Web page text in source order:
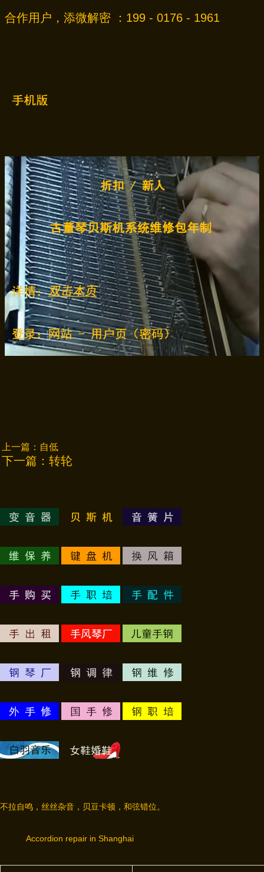
合作用户，添微解密 ：199 - 0176 - 1961
上一篇： 自低
下一篇： 转轮
不拉自鸣，丝丝杂音，贝豆卡顿，和弦错位。
Accordion repair in Shanghai